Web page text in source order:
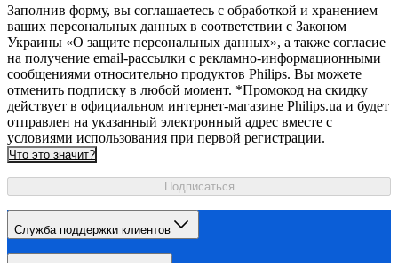
Заполнив форму, вы соглашаетесь с обработкой и хранением
ваших персональных данных в соответствии с Законом
Украины «О защите персональных данных», а также согласие
на получение email-рассылки с рекламно-информационными
сообщениями относительно продуктов Philips. Вы можете
отменить подписку в любой момент. *Промокод на скидку
действует в официальном интернет-магазине Philips.ua и будет
отправлен на указанный электронный адрес вместе с
условиями использования при первой регистрации.
Что это значит?
Подписаться
Служба поддержки клиентов